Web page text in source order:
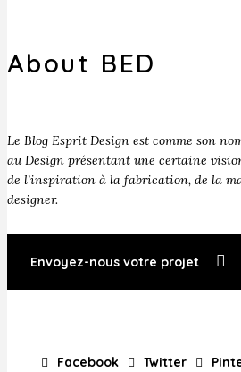
About BED
Le Blog Esprit Design est comme son
au Design présentant une certaine
de l’inspiration à la fabrication, de la
designer.
Envoyez-nous votre projet
Facebook Twitter